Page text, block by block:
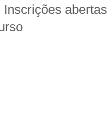
abertas